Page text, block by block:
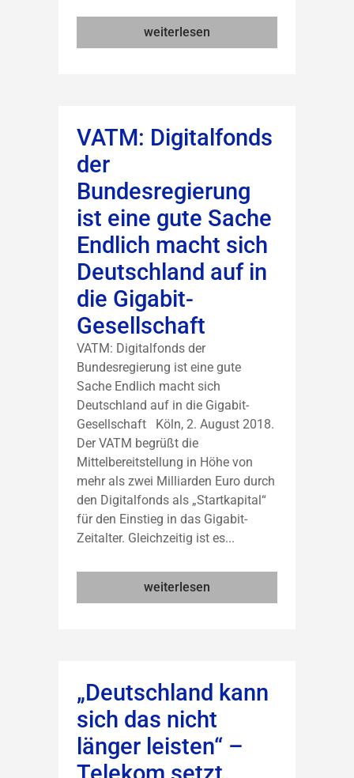
weiterlesen
VATM: Digitalfonds
der
Bundesregierung
ist eine gute Sache
Endlich macht sich
Deutschland auf in
die Gigabit-
Gesellschaft
VATM: Digitalfonds der
Bundesregierung ist eine gute
Sache Endlich macht sich
Deutschland auf in die Gigabit-
Gesellschaft Köln, 2. August 2018.
Der VATM begrüßt die
Mittelbereitstellung in Höhe von
mehr als zwei Milliarden Euro durch
den Digitalfonds als „Startkapital“
für den Einstieg in das Gigabit-
Zeitalter. Gleichzeitig ist es...
weiterlesen
„Deutschland kann
sich das nicht
länger leisten“ –